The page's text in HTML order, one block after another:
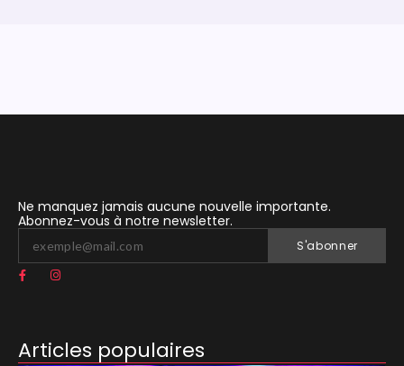
Ne manquez jamais aucune nouvelle importante.
Abonnez-vous à notre newsletter.
S'abonner
Articles populaires